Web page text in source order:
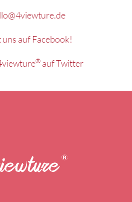
uns auf Facebook!
®auf Twitter